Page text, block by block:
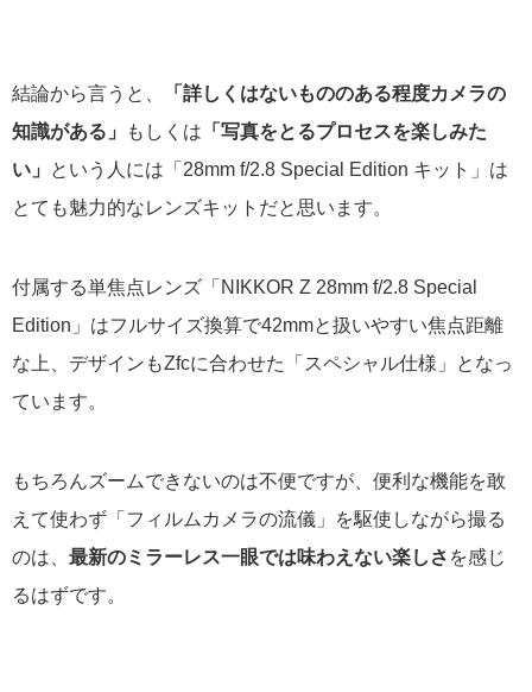
結論から言うと、
「詳しくはないもののある程度カメラの
知識がある」
もしくは 「写真をとるプロセスを楽しみた
い」
という人には「28mm f/2.8 Special Edition キット」は
とても魅力的なレンズキットだと思います。
付属する単焦点レンズ「NIKKOR Z 28mm f/2.8 Special
Edition」はフルサイズ換算で42mmと扱いやすい焦点距離
な上、デザインもZfcに合わせた「スペシャル仕様」となっ
ています。
もちろんズームできないのは不便ですが、便利な機能を敢
えて使わず「フィルムカメラの流儀」を駆使しながら撮る
のは、 最新のミラーレス一眼では味わえない楽しさ を感じ
るはずです。